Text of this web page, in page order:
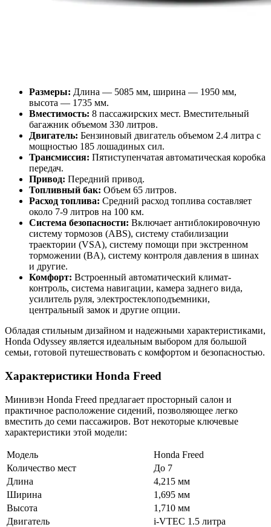
Размеры: Длина — 5085 мм, ширина — 1950 мм,
высота — 1735 мм.
Вместимость: 8 пассажирских мест. Вместительный
багажник объемом 330 литров.
Двигатель: Бензиновый двигатель объемом 2.4 литра с
мощностью 185 лошадиных сил.
Трансмиссия: Пятиступенчатая автоматическая коробка
передач.
Привод: Передний привод.
Топливный бак: Объем 65 литров.
Расход топлива: Средний расход топлива составляет
около 7-9 литров на 100 км.
Система безопасности: Включает антиблокировочную
систему тормозов (ABS), систему стабилизации
траектории (VSA), систему помощи при экстренном
торможении (BA), систему контроля давления в шинах
и другие.
Комфорт: Встроенный автоматический климат-
контроль, система навигации, камера заднего вида,
усилитель руля, электростеклоподъемники,
центральный замок и другие опции.
Обладая стильным дизайном и надежными характеристиками,
Honda Odyssey является идеальным выбором для большой
семьи, готовой путешествовать с комфортом и безопасностью.
Характеристики Honda Freed
Минивэн Honda Freed предлагает просторный салон и
практичное расположение сидений, позволяющее легко
вместить до семи пассажиров. Вот некоторые ключевые
характеристики этой модели:
Модель
Honda Freed
Количество мест
До 7
Длина
4,215 мм
Ширина
1,695 мм
Высота
1,710 мм
Двигатель
i-VTEC 1.5 литра